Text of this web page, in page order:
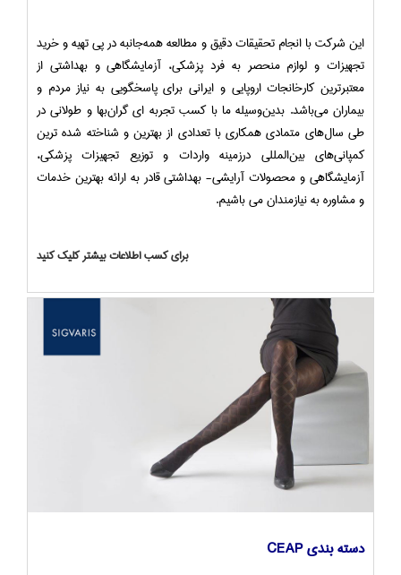
این شرکت با انجام تحقیقات دقیق و مطالعه همه‌جانبه در پی تهیه و خرید
تجهیزات و لوازم منحصر به فرد پزشکی، آزمایشگاهی و بهداشتی از
معتبرترین کارخانجات اروپایی و ایرانی برای پاسخگویی به نیاز مردم و
بیماران می‌باشد. بدین‌وسیله ما با کسب تجربه ای گران‌بها و طولانی در
طی سال‌های متمادی همکاری با تعدادی از بهترین و شناخته شده ترین
کمپانی‌های بین‌المللی درزمینه واردات و توزیع تجهیزات پزشکی،
آزمایشگاهی و محصولات آرایشی- بهداشتی قادر به ارائه بهترین خدمات
و مشاوره به نیازمندان می باشیم.
برای کسب اطلاعات بیشتر کلیک کنید
دسته بندی CEAP